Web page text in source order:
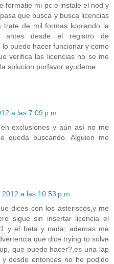
formatie mi pc e instale el nod y
que busca y busca licencias
trate de mil formas kopiando la
antes desde el registro de
puedo hacer funcionar y como
verifica las licencias no se me
solucion porfavor ayudeme
a las 7:09 p.m.
exclusiones y aún así no me
queda buscando. Alguien me
a las 10:53 p.m.
dices con los asteriscos,y me
sigue sin insertar licencia el
y el beta y nada, ademas me
que dice trying to solve
que puedo hacer?,es una lap
desde entonces no he podido